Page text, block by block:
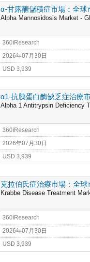
α-甘露醣儲積症市場：全球
Alpha Mannosidosis Market -
360iResearch
2026年07月30日
USD 3,939
α1-抗胰蛋白酶缺乏症治療
Alpha 1 Antitrypsin Deficiency
360iResearch
2026年07月30日
USD 3,939
克拉伯氏症治療市場：全球
Krabbe Disease Treatment
360iResearch
2026年07月30日
USD 3,939